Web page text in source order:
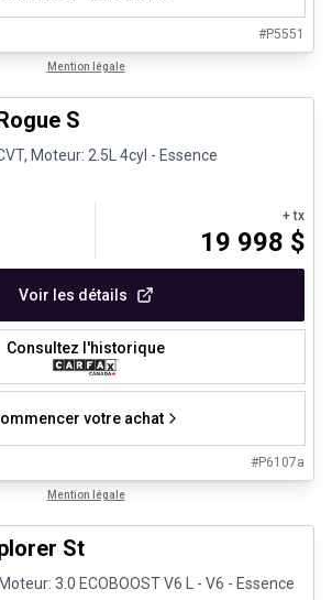
#P5551
Mention légale
certifiés
S
Moteur: 2.5L 4cyl - Essence
+ tx
19 998 $
Voir les détails
Consultez l'historique
votre achat
#P6107a
Mention légale
St
3.0 ECOBOOST V6 L - V6 - Essence